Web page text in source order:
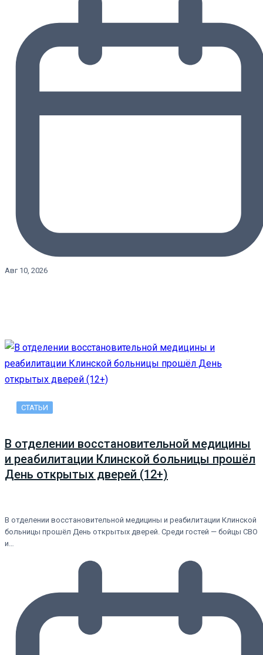
Авг 10, 2026
СТАТЬИ
В отделении восстановительной медицины
и реабилитации Клинской больницы прошёл
День открытых дверей (12+)
В отделении восстановительной медицины и реабилитации Клинской
больницы прошёл День открытых дверей. Среди гостей — бойцы СВО
и…